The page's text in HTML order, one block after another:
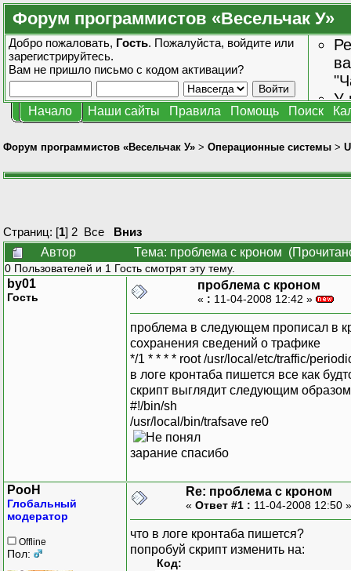
Форум программистов «Весельчак У»
Добро пожаловать, Гость. Пожалуйста, войдите или
зарегистрируйтесь.
Вам не пришло письмо с кодом активации?
У
Начало Наши сайты Правила Помощь Поиск
Форум программистов «Весельчак У» > Операционные системы >
Страниц: [1] 2 Все
Вниз
Автор
Тема: проблема с кроном
0 Пользователей и 1 Гость смотрят эту тему.
by01
Гость
проблема с кроном
« : 11-04-2008 12:42 »
проблема в следующем прописал в
сохранения сведений о трафике
*/1 * * * * root /usr/local/etc/traffic/
в логе кронтаба пишется все как
скрипт выглядит следующим образом
#!/bin/sh
/usr/local/bin/trafsave re0
зарание спасибо
PooH
Глобальный
модератор
Offline
Пол:
Re: проблема с кроном
« Ответ #1 : 11-04-2008 12:50
что в логе кронтаба пишется?
попробуй скрипт изменить на:
Код: